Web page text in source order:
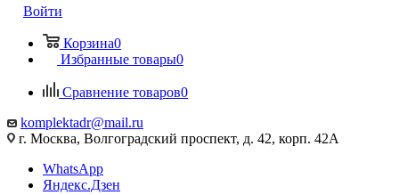
Войти
Корзина0
Избранные товары0
Сравнение товаров0
komplektadr@mail.ru
г. Москва, Волгоградский проспект, д. 42, корп. 42А
WhatsApp
Яндекс.Дзен